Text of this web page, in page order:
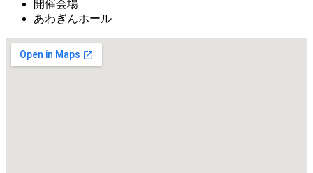
開催会場
あわぎんホール